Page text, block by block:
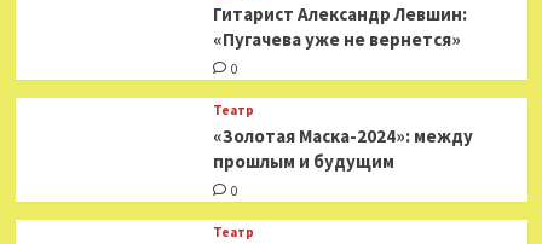
Гитарист Александр Левшин:
«Пугачева уже не вернется»
0
Театр
«Золотая Маска-2024»: между
прошлым и будущим
0
Театр